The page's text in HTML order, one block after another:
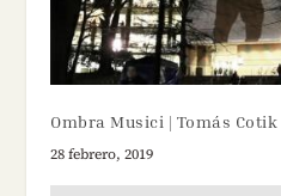
Ombra Musici | Tomás Cotik
28 febrero, 2019